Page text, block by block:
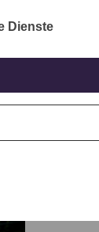
u.
Dienste